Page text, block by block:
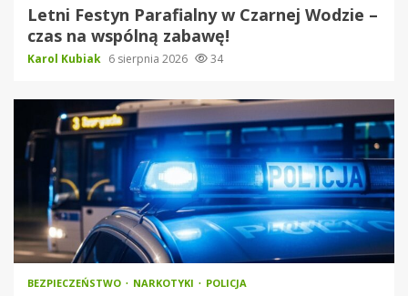
Letni Festyn Parafialny w Czarnej Wodzie –
czas na wspólną zabawę!
Karol Kubiak 6 sierpnia 2026 34
BEZPIECZEŃSTWO NARKOTYKI POLICJA